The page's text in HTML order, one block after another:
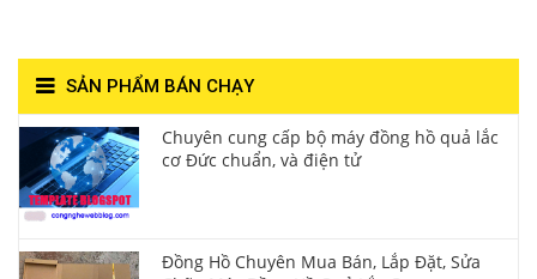
SẢN PHẨM BÁN CHẠY
Chuyên cung cấp bộ máy đồng hồ quả lắc
cơ Đức chuẩn, và điện tử
Đồng Hồ Chuyên Mua Bán, Lắp Đặt, Sửa